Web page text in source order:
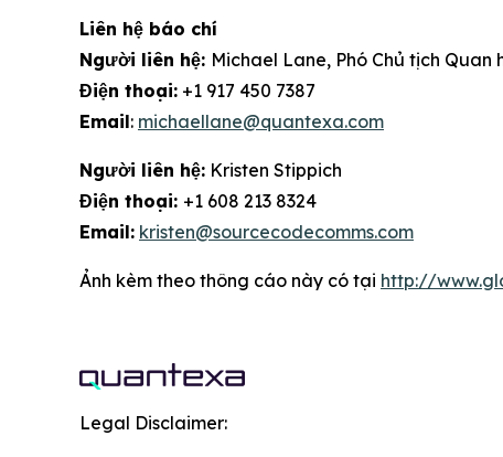
Liên hệ báo chí
Người liên hệ: Michael Lane, Phó Chủ tịch Quan
Điện thoại: +1 917 450 7387
Email: michaellane@quantexa.com
Người liên hệ: Kristen Stippich
Điện thoại: +1 608 213 8324
Email: kristen@sourcecodecomms.com
Ảnh kèm theo thông cáo này có tại http://
Legal Disclaimer: